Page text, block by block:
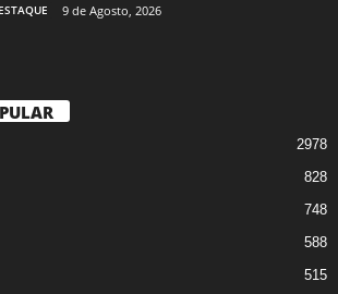
9 de Agosto, 2026
2978
828
748
588
515